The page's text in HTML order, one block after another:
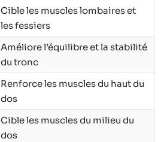
Cible les muscles lombaires et
les fessiers
Améliore l’équilibre et la stabilité
du tronc
Renforce les muscles du haut du
dos
Cible les muscles du milieu du
dos